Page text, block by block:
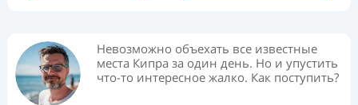
Невозможно объехать все известные
места Кипра за один день. Но и упустить
что-то интересное жалко. Как поступить?